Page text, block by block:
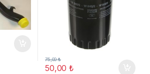
50,00₺
75,00₺